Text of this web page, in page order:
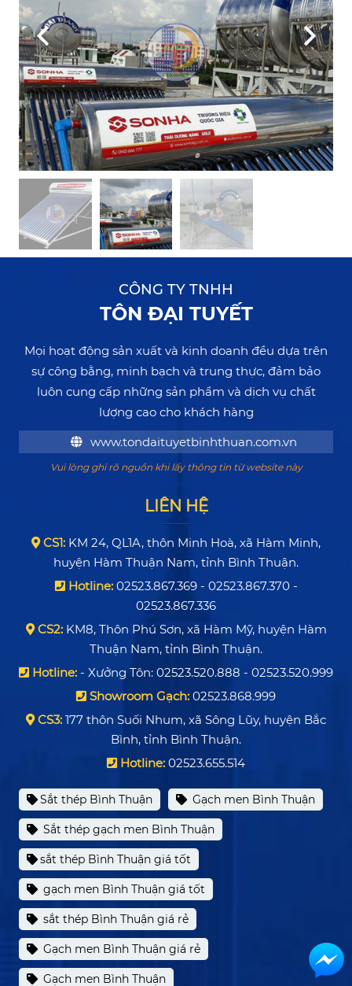
CÔNG TY TNHH
TÔN ĐẠI TUYẾT
Mọi hoạt động sản xuất và kinh doanh đều dựa trên
sự công bằng, minh bạch và trung thực, đảm bảo
luôn cung cấp những sản phẩm và dịch vụ chất
lượng cao cho khách hàng
www.tondaituyetbinhthuan.com.vn
Vui lòng ghi rõ nguồn khi lấy thông tin từ website này
LIÊN HỆ
CS1: KM 24, QL1A, thôn Minh Hoà, xã Hàm Minh,
huyện Hàm Thuận Nam, tỉnh Bình Thuận.
Hotline:02523.867.369 - 02523.867.370 -
02523.867.336
CS2:KM8, Thôn Phú Sơn, xã Hàm Mỹ, huyện Hàm
Thuận Nam, tỉnh Bình Thuận.
Hotline: - Xưởng Tôn: 02523.520.888 - 02523.520.999
Showroom Gạch: 02523.868.999
CS3: 177 thôn Suối Nhum, xã Sông Lũy, huyện Bắc
Bình, tỉnh Bình Thuận.
Hotline: 02523.655.514
Sắt thép Bình Thuận Gạch men Bình Thuận
Sắt thép gạch men Bình Thuận
sắt thép Bình Thuận giá tốt
gạch men Bình Thuận giá tốt
sắt thép Bình Thuận giá rẻ
Gạch men Bình Thuận giá rẻ
Gạch men Bình Thuận